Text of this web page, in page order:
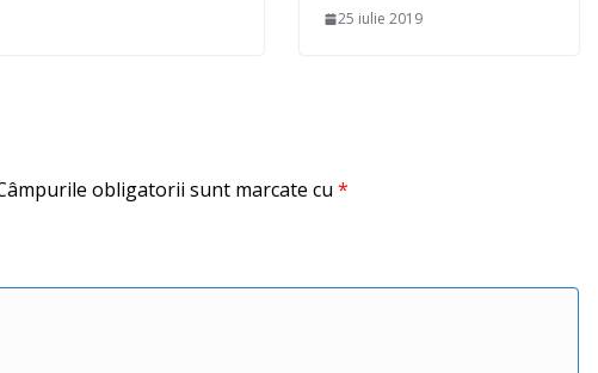
25 iulie 2019
obligatorii sunt marcate cu *